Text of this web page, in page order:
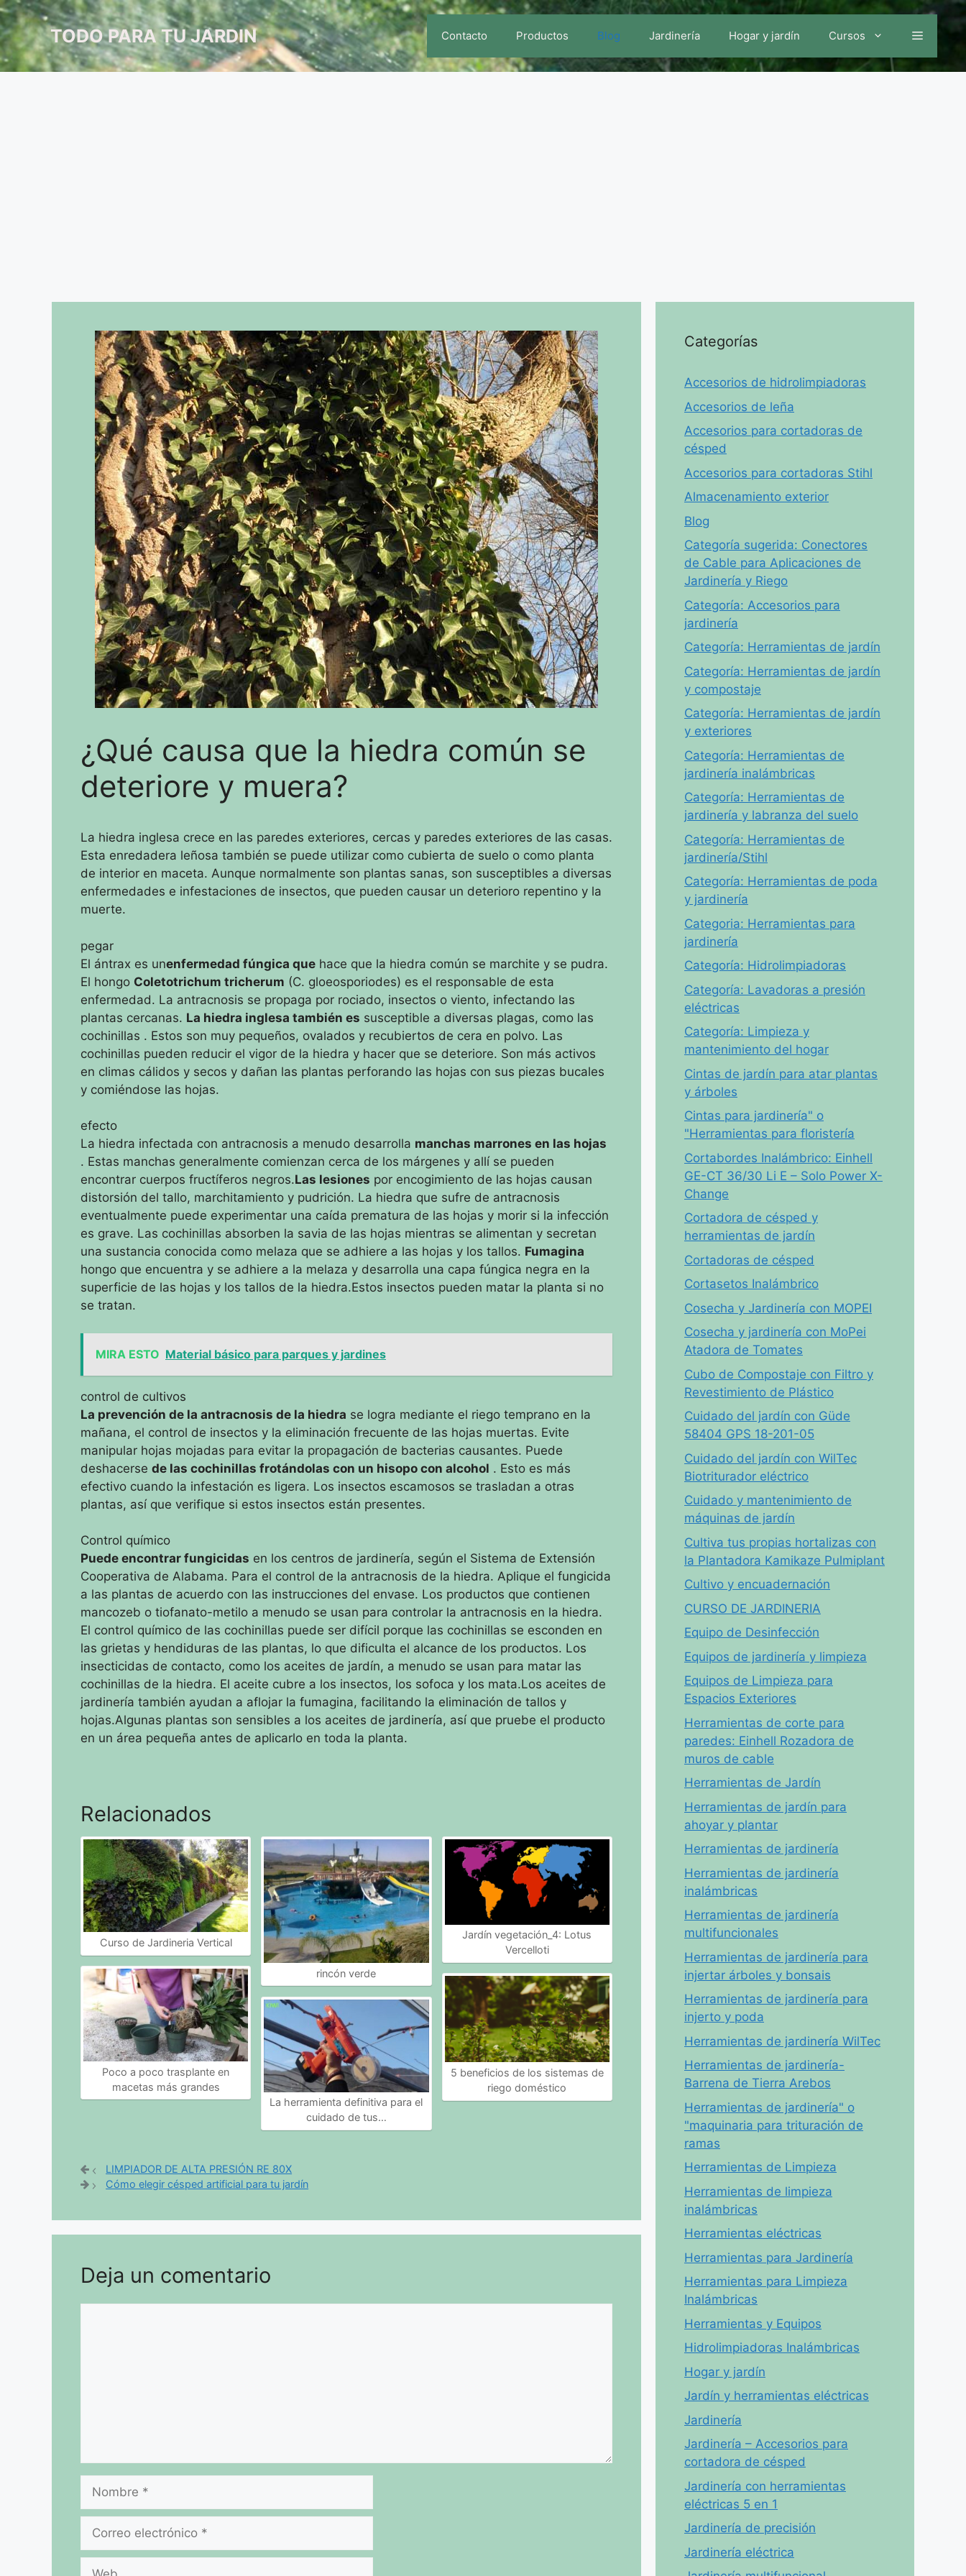
Saltar
al
contenidoTODO PARA TU JARDIN Contacto Productos Blog Jardinería Hogar y jardín Cursos
¿Qué causa que la hiedra común se
deteriore y muera?
La hiedra inglesa crece en las paredes exteriores, cercas y paredes exteriores de las casas.
Esta enredadera leñosa también se puede utilizar como cubierta de suelo o como planta
de interior en maceta. Aunque normalmente son plantas sanas, son susceptibles a diversas
enfermedades e infestaciones de insectos, que pueden causar un deterioro repentino y la
muerte.
pegar
El ántrax es unenfermedad fúngica que hace que la hiedra común se marchite y se pudra.
El hongo Coletotrichum tricherum (C. gloeosporiodes) es el responsable de esta
enfermedad. La antracnosis se propaga por rociado, insectos o viento, infectando las
plantas cercanas. La hiedra inglesa también es susceptible a diversas plagas, como las
cochinillas . Estos son muy pequeños, ovalados y recubiertos de cera en polvo. Las
cochinillas pueden reducir el vigor de la hiedra y hacer que se deteriore. Son más activos
en climas cálidos y secos y dañan las plantas perforando las hojas con sus piezas bucales
y comiéndose las hojas.
efecto
La hiedra infectada con antracnosis a menudo desarrolla manchas marrones en las hojas
. Estas manchas generalmente comienzan cerca de los márgenes y allí se pueden
encontrar cuerpos fructíferos negros.Las lesiones por encogimiento de las hojas causan
distorsión del tallo, marchitamiento y pudrición. La hiedra que sufre de antracnosis
eventualmente puede experimentar una caída prematura de las hojas y morir si la infección
es grave. Las cochinillas absorben la savia de las hojas mientras se alimentan y secretan
una sustancia conocida como melaza que se adhiere a las hojas y los tallos. Fumagina
hongo que encuentra y se adhiere a la melaza y desarrolla una capa fúngica negra en la
superficie de las hojas y los tallos de la hiedra.Estos insectos pueden matar la planta si no
se tratan.
MIRA ESTO Material básico para parques y jardines
control de cultivos
La prevención de la antracnosis de la hiedra se logra mediante el riego temprano en la
mañana, el control de insectos y la eliminación frecuente de las hojas muertas. Evite
manipular hojas mojadas para evitar la propagación de bacterias causantes. Puede
deshacerse de las cochinillas frotándolas con un hisopo con alcohol . Esto es más
efectivo cuando la infestación es ligera. Los insectos escamosos se trasladan a otras
plantas, así que verifique si estos insectos están presentes.
Control químico
Puede encontrar fungicidas en los centros de jardinería, según el Sistema de Extensión
Cooperativa de Alabama. Para el control de la antracnosis de la hiedra. Aplique el fungicida
a las plantas de acuerdo con las instrucciones del envase. Los productos que contienen
mancozeb o tiofanato-metilo a menudo se usan para controlar la antracnosis en la hiedra.
El control químico de las cochinillas puede ser difícil porque las cochinillas se esconden en
las grietas y hendiduras de las plantas, lo que dificulta el alcance de los productos. Los
insecticidas de contacto, como los aceites de jardín, a menudo se usan para matar las
cochinillas de la hiedra. El aceite cubre a los insectos, los sofoca y los mata.Los aceites de
jardinería también ayudan a aflojar la fumagina, facilitando la eliminación de tallos y
hojas.Algunas plantas son sensibles a los aceites de jardinería, así que pruebe el producto
en un área pequeña antes de aplicarlo en toda la planta.
Relacionados
Curso de Jardineria Vertical
Poco a poco trasplante en
macetas más grandes
rincón verde
La herramienta definitiva para el
cuidado de tus…
Jardín vegetación_4: Lotus
Vercelloti
5 beneficios de los sistemas de
riego doméstico
LIMPIADOR DE ALTA PRESIÓN RE 80X
Cómo elegir césped artificial para tu jardín
Deja un comentario
Nombre
Correo
Web
Categorías
Accesorios de hidrolimpiadoras
Accesorios de leña
Accesorios para cortadoras de
césped
Accesorios para cortadoras Stihl
Almacenamiento exterior
Blog
Categoría sugerida: Conectores
de Cable para Aplicaciones de
Jardinería y Riego
Categoría: Accesorios para
jardinería
Categoría: Herramientas de jardín
Categoría: Herramientas de jardín
y compostaje
Categoría: Herramientas de jardín
y exteriores
Categoría: Herramientas de
jardinería inalámbricas
Categoría: Herramientas de
jardinería y labranza del suelo
Categoría: Herramientas de
jardinería/Stihl
Categoría: Herramientas de poda
y jardinería
Categoria: Herramientas para
jardinería
Categoría: Hidrolimpiadoras
Categoría: Lavadoras a presión
eléctricas
Categoría: Limpieza y
mantenimiento del hogar
Cintas de jardín para atar plantas
y árboles
Cintas para jardinería" o
"Herramientas para floristería
Cortabordes Inalámbrico: Einhell
GE-CT 36/30 Li E – Solo Power X-
Change
Cortadora de césped y
herramientas de jardín
Cortadoras de césped
Cortasetos Inalámbrico
Cosecha y Jardinería con MOPEI
Cosecha y jardinería con MoPei
Atadora de Tomates
Cubo de Compostaje con Filtro y
Revestimiento de Plástico
Cuidado del jardín con Güde
58404 GPS 18-201-05
Cuidado del jardín con WilTec
Biotriturador eléctrico
Cuidado y mantenimiento de
máquinas de jardín
Cultiva tus propias hortalizas con
la Plantadora Kamikaze Pulmiplant
Cultivo y encuadernación
CURSO DE JARDINERIA
Equipo de Desinfección
Equipos de jardinería y limpieza
Equipos de Limpieza para
Espacios Exteriores
Herramientas de corte para
paredes: Einhell Rozadora de
muros de cable
Herramientas de Jardín
Herramientas de jardín para
ahoyar y plantar
Herramientas de jardinería
Herramientas de jardinería
inalámbricas
Herramientas de jardinería
multifuncionales
Herramientas de jardinería para
injertar árboles y bonsais
Herramientas de jardinería para
injerto y poda
Herramientas de jardinería WilTec
Herramientas de jardinería-
Barrena de Tierra Arebos
Herramientas de jardinería" o
"maquinaria para trituración de
ramas
Herramientas de Limpieza
Herramientas de limpieza
inalámbricas
Herramientas eléctricas
Herramientas para Jardinería
Herramientas para Limpieza
Inalámbricas
Herramientas y Equipos
Hidrolimpiadoras Inalámbricas
Hogar y jardín
Jardín y herramientas eléctricas
Jardinería
Jardinería – Accesorios para
cortadora de césped
Jardinería con herramientas
eléctricas 5 en 1
Jardinería de precisión
Jardinería eléctrica